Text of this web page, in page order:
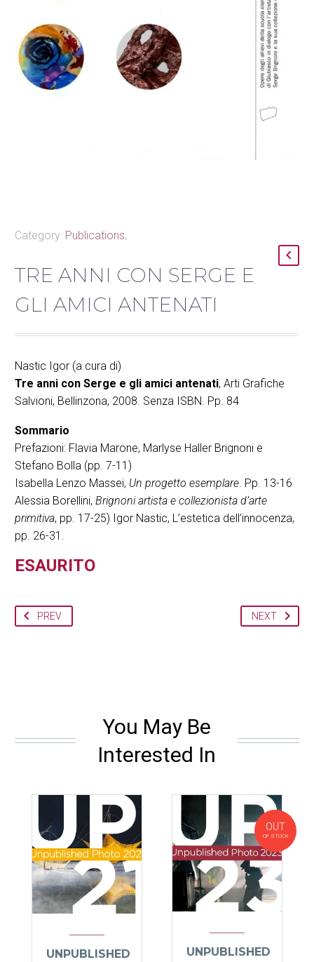
Category: Publications
TRE ANNI CON SERGE E
GLI AMICI ANTENATI
Nastic Igor (a cura di)
Tre anni con Serge e gli amici antenati, Arti Grafiche
Salvioni, Bellinzona, 2008. Senza ISBN. Pp. 84
Sommario
Prefazioni: Flavia Marone, Marlyse Haller Brignoni e
Stefano Bolla (pp. 7-11)
Isabella Lenzo Massei, Un progetto esemplare. Pp. 13-16
Alessia Borellini, Brignoni artista e collezionista d’arte
primitiva, pp. 17-25) Igor Nastic, L’estetica dell’innocenza,
pp. 26-31.
ESAURITO
PREV NEXT
You May Be
Interested In
UNPUBLISHED
OUT
OF STOCK
UNPUBLISHED